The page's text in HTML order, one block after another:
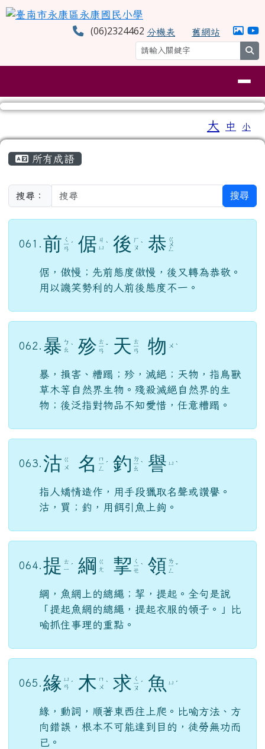
跳至主內容區
臺南市永康區永康國民小學
(06)2324462 分機表 舊網站
⏸
大 中 小
所有成語
搜尋： 搜尋
061. 前 ㄑ
ㄧ
ㄢ
ˊ 倨 ㄐ
ㄩ ˋ 後 ㄏ
ㄡ ˋ 恭 ㄍ
ㄨ
ㄥ
倨，傲慢；先前態度傲慢，後又轉為恭敬。
用以譏笑勢利的人前後態度不一。
062. 暴 ㄅ
ㄠ ˋ 殄 ㄊ
ㄧ
ㄢ
ˇ 天 ㄊ
ㄧ
ㄢ 物 ㄨ ˋ
暴，損害、糟蹋；殄，滅絕；天物，指鳥獸
草木等自然界生物。殘殺滅絕自然界的生
物；後泛指對物品不知愛惜，任意糟蹋。
063. 沽 ㄍ
ㄨ
名 ㄇ
ㄧ
ㄥ
ˊ 釣 ㄉ
ㄧ
ㄠ
ˋ 譽 ㄩ ˋ
指人矯情造作，用手段獵取名聲或讚譽。
沽，買；釣，用餌引魚上鉤。
064. 提 ㄊ
ㄧ ˊ 綱
ㄍ
ㄤ
挈 ㄑ
ㄧ
ㄝ
ˋ 領 ㄌ
ㄧ
ㄥ
ˇ
綱，魚網上的總繩；挈，提起。全句是說
「提起魚網的總繩，提起衣服的領子。」比
喻抓住事理的重點。
065. 緣 ㄩ
ㄢ ˊ 木 ㄇ
ㄨ ˋ 求 ㄑ
ㄧ
ㄡ
ˊ 魚 ㄩ ˊ
緣，動詞，順著東西往上爬。比喻方法、方
向錯誤，根本不可能達到目的，徒勞無功而
已。
頁尾區域